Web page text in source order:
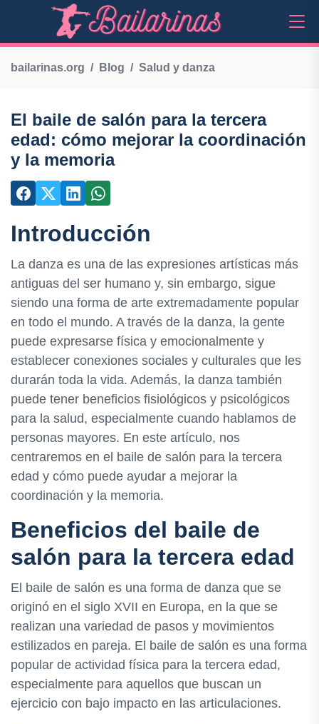
bailarinas.org Blog Salud y danza
El baile de salón para la tercera
edad: cómo mejorar la coordinación
y la memoria
Introducción
La danza es una de las expresiones artísticas más
antiguas del ser humano y, sin embargo, sigue
siendo una forma de arte extremadamente popular
en todo el mundo. A través de la danza, la gente
puede expresarse física y emocionalmente y
establecer conexiones sociales y culturales que les
durarán toda la vida. Además, la danza también
puede tener beneficios fisiológicos y psicológicos
para la salud, especialmente cuando hablamos de
personas mayores. En este artículo, nos
centraremos en el baile de salón para la tercera
edad y cómo puede ayudar a mejorar la
coordinación y la memoria.
Beneficios del baile de
salón para la tercera edad
El baile de salón es una forma de danza que se
originó en el siglo XVII en Europa, en la que se
realizan una variedad de pasos y movimientos
estilizados en pareja. El baile de salón es una forma
popular de actividad física para la tercera edad,
especialmente para aquellos que buscan un
ejercicio con bajo impacto en las articulaciones.